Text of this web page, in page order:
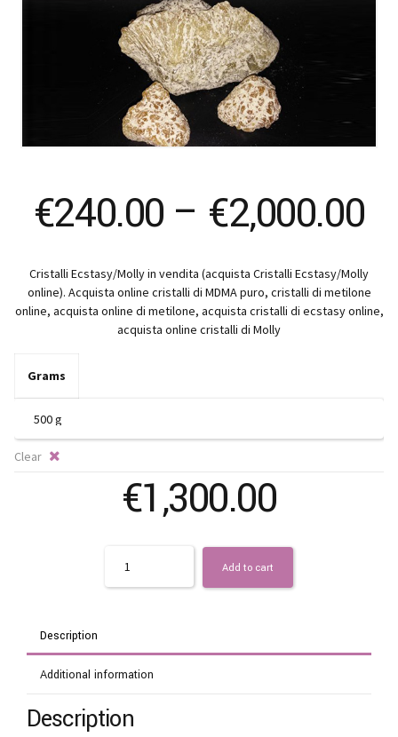
€240.00 – €2,000.00
Cristalli Ecstasy/Molly in vendita (acquista Cristalli Ecstasy/Molly
online). Acquista online cristalli di MDMA puro, cristalli di metilone
online, acquista online di metilone, acquista cristalli di ecstasy online,
acquista online cristalli di Molly
Grams
Clear
€1,300.00
Add to cart
Description
Additional information
Description